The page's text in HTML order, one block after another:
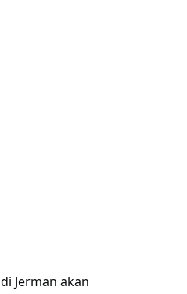
Jerman akan